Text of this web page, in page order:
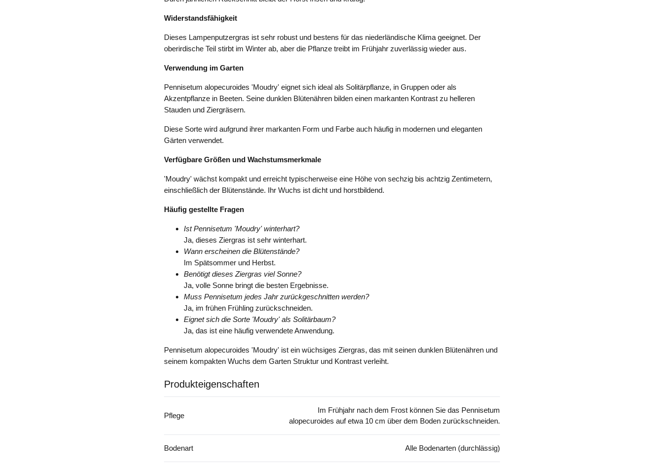
Widerstandsfähigkeit
Dieses Lampenputzergras ist sehr robust und bestens für das niederländische Klima geeignet. Der
oberirdische Teil stirbt im Winter ab, aber die Pflanze treibt im Frühjahr zuverlässig wieder aus.
Verwendung im Garten
Pennisetum alopecuroides 'Moudry' eignet sich ideal als Solitärpflanze, in Gruppen oder als
Akzentpflanze in Beeten. Seine dunklen Blütenähren bilden einen markanten Kontrast zu helleren
Stauden und Ziergräsern.
Diese Sorte wird aufgrund ihrer markanten Form und Farbe auch häufig in modernen und eleganten
Gärten verwendet.
Verfügbare Größen und Wachstumsmerkmale
'Moudry' wächst kompakt und erreicht typischerweise eine Höhe von sechzig bis achtzig Zentimetern,
einschließlich der Blütenstände. Ihr Wuchs ist dicht und horstbildend.
Häufig gestellte Fragen
Ist Pennisetum 'Moudry' winterhart?
Ja, dieses Ziergras ist sehr winterhart.
Wann erscheinen die Blütenstände?
Im Spätsommer und Herbst.
Benötigt dieses Ziergras viel Sonne?
Ja, volle Sonne bringt die besten Ergebnisse.
Muss Pennisetum jedes Jahr zurückgeschnitten werden?
Ja, im frühen Frühling zurückschneiden.
Eignet sich die Sorte 'Moudry' als Solitärbaum?
Ja, das ist eine häufig verwendete Anwendung.
Pennisetum alopecuroides 'Moudry' ist ein wüchsiges Ziergras, das mit seinen dunklen Blütenähren und
seinem kompakten Wuchs dem Garten Struktur und Kontrast verleiht.
Produkteigenschaften
Pflege
Im Frühjahr nach dem Frost können Sie das Pennisetum
alopecuroides auf etwa 10 cm über dem Boden zurückschneiden.
Bodenart Alle Bodenarten (durchlässig)